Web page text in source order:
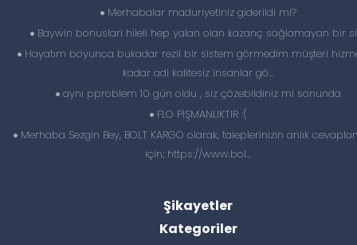
Merhabalar maduriyetiniz giderildi mi?
Baywin bonuslari hileli hep yalan olan kazanç sağlamayan bir
Hayatım boyunca bukadar rezil bir sistem görmedim müşteri
kadar adi kalitesiz insanlar gö...
aynı pproblem 10 gün oldu , siz çözebildiniz mi sonunda
FLO PİŞMANLIKTIR :(
Merhaba Sezgin Bey, BOLT KARGO olarak, taleplerinizin anlık
için; https://www.bol...
Şikayetler
Kategoriler